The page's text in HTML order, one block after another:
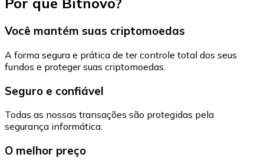
Você mantém suas criptomoedas
A forma segura e prática de ter controle total dos seus
fundos e proteger suas criptomoedas.
Seguro e confiável
Todas as nossas transações são protegidas pela
segurança informática.
O melhor preço